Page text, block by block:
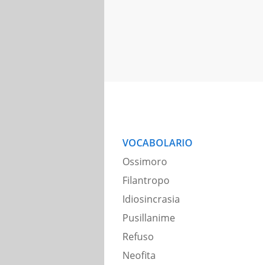
VOCABOLARIO
Ossimoro
Filantropo
Idiosincrasia
Pusillanime
Refuso
Neofita